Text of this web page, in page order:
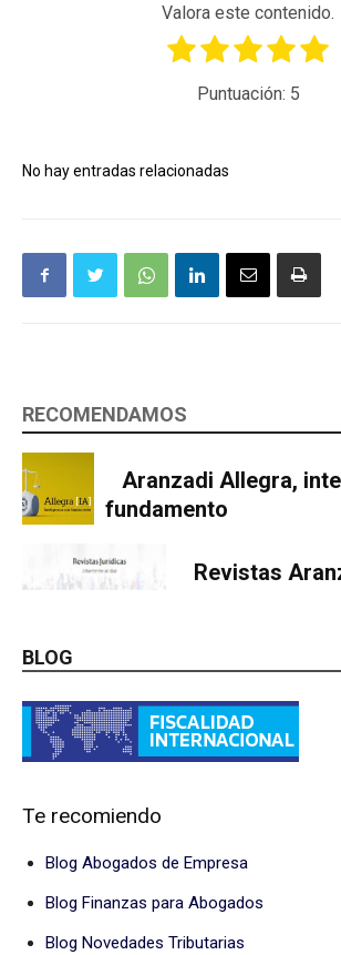
Valora este contenido.
Puntuación: 5
No hay entradas relacionadas
RECOMENDAMOS
Aranzadi Allegra,
fundamento
Revistas
BLOG
Te recomiendo
Blog Abogados de Empresa
Blog Finanzas para Abogados
Blog Novedades Tributarias